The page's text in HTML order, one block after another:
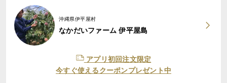
沖縄県伊平屋村
なかだいファーム 伊平屋島
アプリ初回注文限定
今すぐ使えるクーポンプレゼント中